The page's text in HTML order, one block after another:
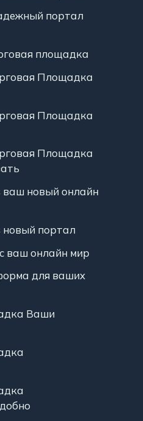
портал
площадка
Площадка
Площадка
Площадка
ваш новый онлайн
новый портал
ваш онлайн мир
для ваших
Ваши